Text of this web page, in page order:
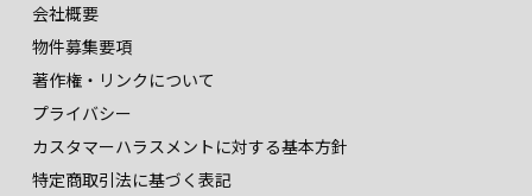
会社概要
物件募集要項
著作権・リンクについて
プライバシー
カスタマーハラスメントに対する基本方針
特定商取引法に基づく表記